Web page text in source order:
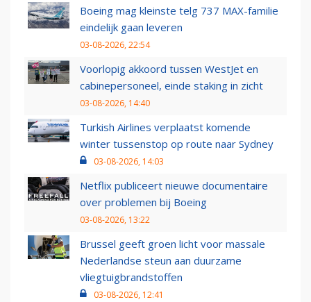
Boeing mag kleinste telg 737 MAX-familie
eindelijk gaan leveren
03-08-2026, 22:54
Voorlopig akkoord tussen WestJet en
cabinepersoneel, einde staking in zicht
03-08-2026, 14:40
Turkish Airlines verplaatst komende
winter tussenstop op route naar Sydney
03-08-2026, 14:03
Netflix publiceert nieuwe documentaire
over problemen bij Boeing
03-08-2026, 13:22
Brussel geeft groen licht voor massale
Nederlandse steun aan duurzame
vliegtuigbrandstoffen
03-08-2026, 12:41